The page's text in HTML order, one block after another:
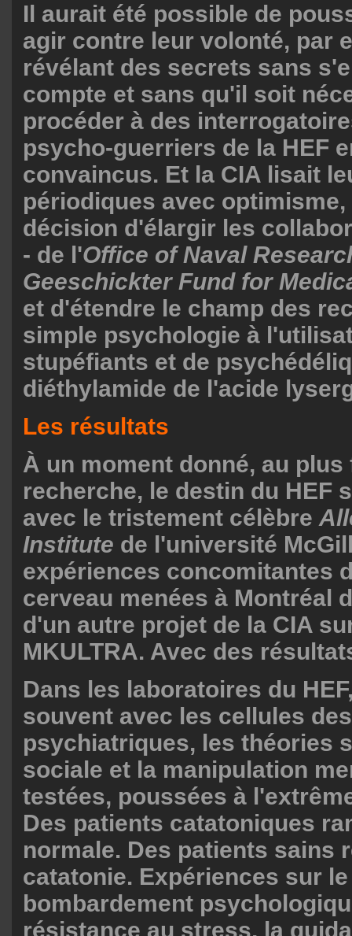
Il aurait été possible de
agir contre leur volonté, par
révélant des secrets sans
compte et sans qu'il soit
procéder à des
psycho-guerriers de la HEF
convaincus. Et la CIA lisait
périodiques avec optimisme,
décision d'élargir les
- de l'Office of Naval
Geeschickter Fund for
et d'étendre le champ des
simple psychologie à
stupéfiants et de
diéthylamide de l'acide
Les résultats
À un moment donné, au plus
recherche, le destin du HEF
avec le tristement célèbre
Institute de l'université
expériences concomitantes
cerveau menées à Montréal
d'un autre projet de la CIA
MKULTRA. Avec des
Dans les laboratoires du
souvent avec les cellules
psychiatriques, les théories
sociale et la manipulation
testées, poussées à
Des patients catatoniques
normale. Des patients sains
catatonie. Expériences sur le
bombardement
résistance au stress, la